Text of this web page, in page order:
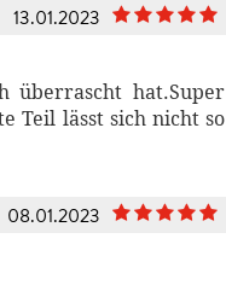
13.01.2023
überrascht hat.Super
Teil lässt sich nicht so
08.01.2023